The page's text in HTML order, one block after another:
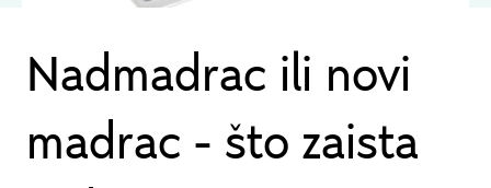
Nadmadrac ili novi
madrac - što zaista